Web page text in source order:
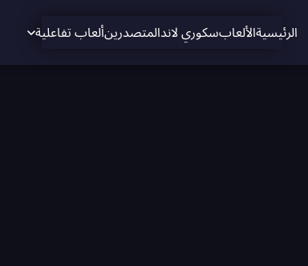
الرئيسيةالألعابسكوري لاندالمتصدرينألعاب تفاعلية